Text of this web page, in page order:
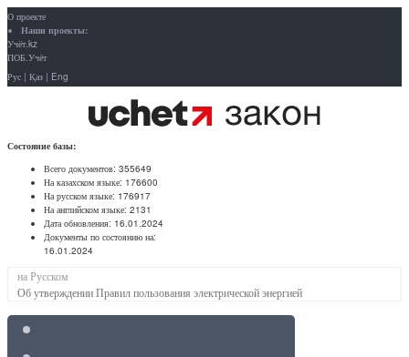
О проекте
Наши проекты:
Учёт.kz
ПОБ.Учёт
Рус | Қаз | Eng
Состояние базы:
Всего документов: 355649
На казахском языке: 176600
На русском языке: 176917
На английском языке: 2131
Дата обновления: 16.01.2024
Документы по состоянию на:
16.01.2024
на Русском
Об утверждении Правил пользования электрической энергией